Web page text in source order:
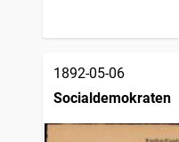
1892-05-06
Socialdemokraten